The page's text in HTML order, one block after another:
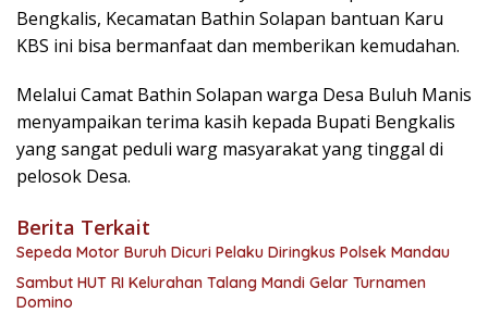
Bengkalis, Kecamatan Bathin Solapan bantuan Karu
KBS ini bisa bermanfaat dan memberikan kemudahan.
Melalui Camat Bathin Solapan warga Desa Buluh Manis
menyampaikan terima kasih kepada Bupati Bengkalis
yang sangat peduli warg masyarakat yang tinggal di
pelosok Desa.
Berita Terkait
Sepeda Motor Buruh Dicuri Pelaku Diringkus Polsek Mandau
Sambut HUT RI Kelurahan Talang Mandi Gelar Turnamen
Domino